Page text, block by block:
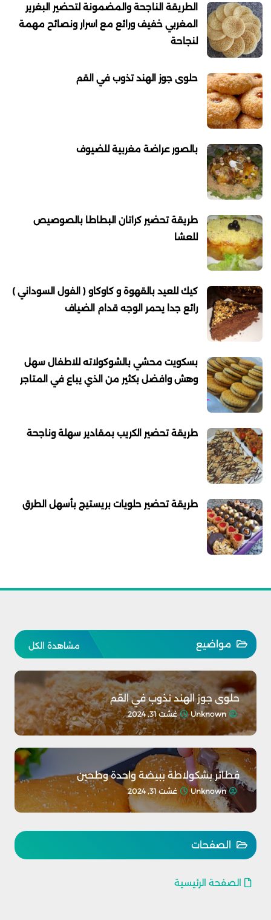
الطريقة الناجحة والمضمونة لتحضير البغرير
المغربي خفيف ورائع مع اسرار ونصائح مهمة
لنجاحة
حلوى جوز الهند تذوب في القم
بالصور عراضة مغربية للضيوف
طريقة تحضير كراتان البطاطا بالصوصيص
للعشا
كيك للعيد بالقهوة و كاوكاو ( الفول السوداني )
رائع جدا يحمر الوجه قدام الضياف
بسكويت محشي بالشوكولاته للاطفال سهل
وهش وافضل بكثير من الذي يباع في المتاجر
طريقة تحضير الكريب بمقادير سهلة وناجحة
طريقة تحضير حلويات بريستيج بأسهل الطرق
مشاهدة الكل مواضيع
حلوى جوز الهند تذوب في القم
Unknown غشت 31, 2024
فطائر بشكولاطة ببيضة واحدة وطحين
Unknown غشت 31, 2024
الصفحات
الصفحة الرئيسية